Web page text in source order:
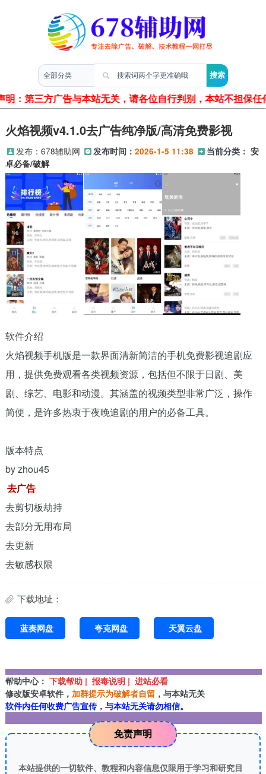
明：第三方广告与本站无关，请各位自行判别，本站不担保
火焰视频v4.1.0去广告纯净版/高清免费影视
发布： 678辅助网 发布时间： 2026-1-5 11:38 当前分类： 安
卓必备/破解
软件介绍
火焰视频手机版是一款界面清新简洁的手机免费影视追剧应
用，提供免费观看各类视频资源，包括但不限于日剧、美
剧、综艺、电影和动漫。其涵盖的视频类型非常广泛，操作
简便，是许多热衷于夜晚追剧的用户的必备工具。
版本特点
by zhou45
去广告
去剪切板劫持
去部分无用布局
去更新
去敏感权限
下载地址：
蓝奏网盘 夸克网盘 天翼云盘
帮助中心： 下载帮助 | 报毒说明 | 进站必看
修改版安卓软件， 加群提示为破解者自留 ，与本站无关
软件内任何收费广告宣传，与本站无关请勿相信。
免责声明
本站提供的一切软件、教程和内容信息仅限用于学习和研究目